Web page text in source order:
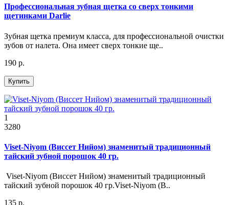
Профессиональная зубная щетка со сверх тонкими
щетинками Darlie
Зубная щетка премиум класса, для профессиональной очистки
зубов от налета. Она имеет сверх тонкие ще..
190 р.
Купить
1
3280
Viset-Niyom (Виссет Нийом) знаменитый традиционный
тайский зубной порошок 40 гр.
Viset-Niyom (Виссет Нийом) знаменитый традиционный
тайский зубной порошок 40 гр.Viset-Niyom (В..
135 р.